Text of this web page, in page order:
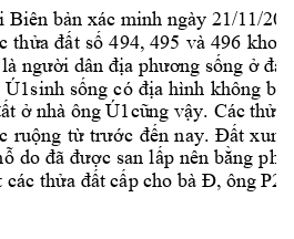
Biên bản xác minh ngày 21/11/
thửa đất số 494, 495 và 496
người dân địa phương sống ở đâ
Ú1sinh sống có địa hình không
ở nhà ông Ú1cũng vậy. Các thửa
ruộng từ trước đến nay. Đất
do đã được san lấp nên bằng
các thửa đất cấp cho bà Đ, ông P2